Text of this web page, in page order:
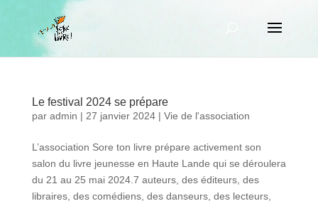
Le festival 2024 se prépare
par admin | 27 janvier 2024| Vie de l'association
L’association Sore ton livre prépare activement son
salon du livre jeunesse en Haute Lande qui se déroulera
du 21 au 25 mai 2024.7 auteurs, des éditeurs, des
libraires, des comédiens, des danseurs, des lecteurs,